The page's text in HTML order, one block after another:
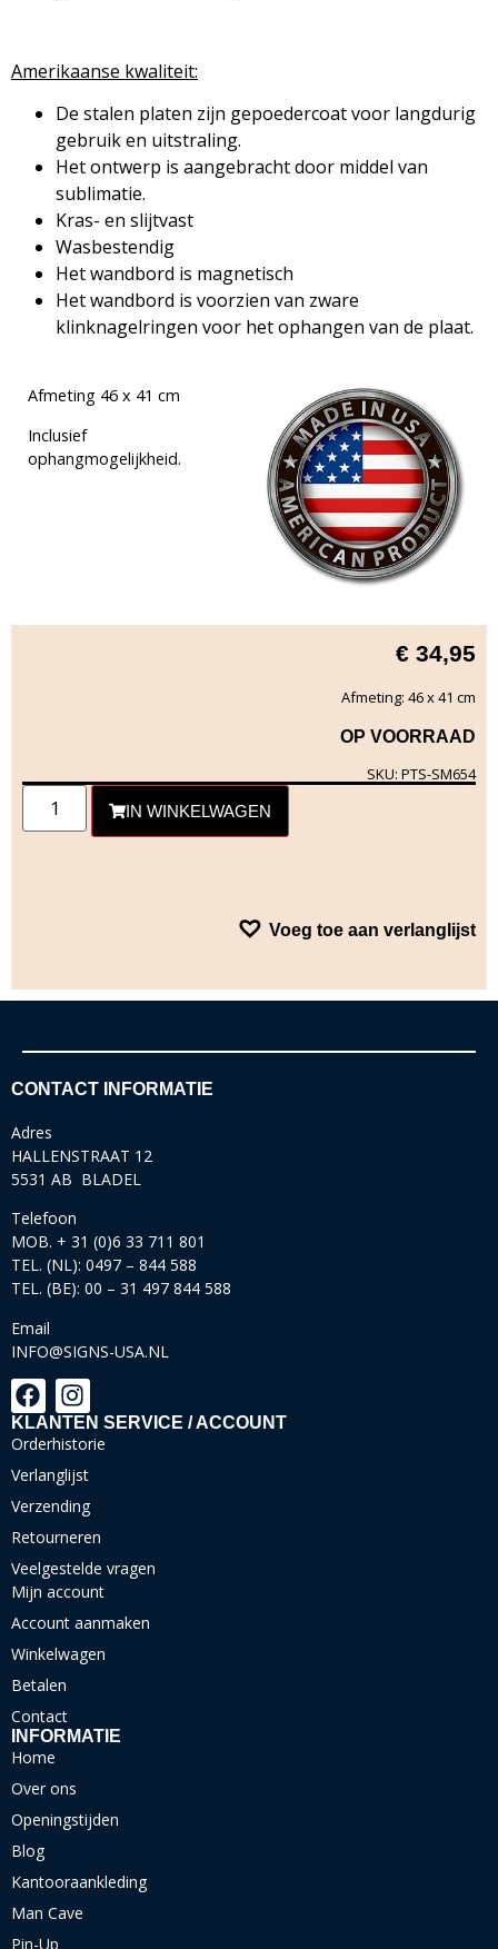
Amerikaanse kwaliteit:
De stalen platen zijn gepoedercoat voor langdurig
gebruik en uitstraling.
Het ontwerp is aangebracht door middel van
sublimatie.
Kras- en slijtvast
Wasbestendig
Het wandbord is magnetisch
Het wandbord is voorzien van zware
klinknagelringen voor het ophangen van de plaat.
Afmeting 46 x 41 cm
Inclusief
ophangmogelijkheid.
€ 34,95
Afmeting: 46 x 41 cm
OP VOORRAAD
SKU: PTS-SM654
IN WINKELWAGEN
Voeg toe aan verlanglijst
CONTACT INFORMATIE
Adres
HALLENSTRAAT 12
5531 AB BLADEL
Telefoon
MOB. + 31 (0)6 33 711 801
TEL. (NL): 0497 – 844 588
TEL. (BE): 00 – 31 497 844 588
Email
INFO@SIGNS-USA.NL
KLANTEN SERVICE / ACCOUNT
Orderhistorie
Verlanglijst
Verzending
Retourneren
Veelgestelde vragen
Mijn account
Account aanmaken
Winkelwagen
Betalen
Contact
INFORMATIE
Home
Over ons
Openingstijden
Blog
Kantooraankleding
Man Cave
Pin-Up